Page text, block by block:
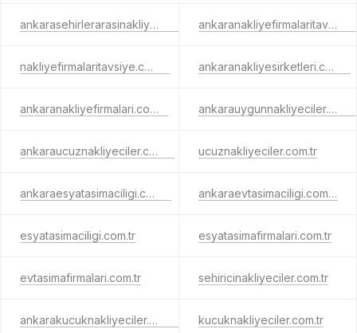
ankarasehirlerarasinakliyefiyatlari.com.tr ankaranakliyefirmalaritavsiye.com.tr
nakliyefirmalaritavsiye.com.tr ankaranakliyesirketleri.com.tr
ankaranakliyefirmalari.com.tr ankarauygunnakliyeciler.com.tr
ankaraucuznakliyeciler.com.tr ucuznakliyeciler.com.tr
ankaraesyatasimaciligi.com.tr ankaraevtasimaciligi.com.tr
esyatasimaciligi.com.tr esyatasimafirmalari.com.tr
evtasimafirmalari.com.tr sehiricinakliyeciler.com.tr
ankarakucuknakliyeciler.com.tr kucuknakliyeciler.com.tr